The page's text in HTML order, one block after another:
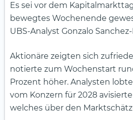
Es sei vor dem
bewegtes Wochenende
UBS-Analyst Gonzalo
Aktionäre zeigten sich
notierte zum Wochenstart
Prozent höher. Analysten
vom Konzern für 2028
welches über den